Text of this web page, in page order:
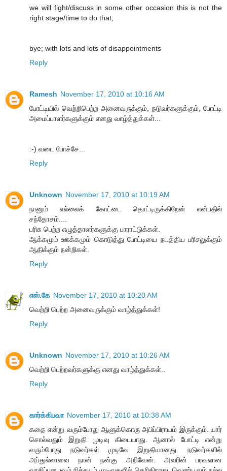
we will fight/discuss in some other occasion this is not the
right stage/time to do that;
bye; with lots and lots of disappointments
Reply
Ramesh November 17, 2010 at 10:16 AM
போட்டியில் வெற்றிபெற்ற அனைவருக்கும், நடுவர்களுக்கும், போட்டி
அமைப்பாளர்களுக்கும் எனது வாழ்த்துக்கள்...
:-) வடை போச்சே...
Reply
Unknown November 17, 2010 at 10:19 AM
நானும் எல்லைக் கோட்டை தொட்டிருக்கிறேன் என்பதில்
சந்தோசம்....
பரிசு பெற்ற எழுத்தாளர்களுக்கு பாராட்டுக்கள்.
ஆக்கமும் ஊக்கமும் கொடுத்து போட்டியை நடத்திய பரிசலுக்கும்
ஆதிக்கும் நன்றிகள்.
Reply
எஸ்.கே November 17, 2010 at 10:20 AM
வெற்றி பெற்ற அனைவருக்கும் வாழ்த்துக்கள்!
Reply
Unknown November 17, 2010 at 10:26 AM
வெற்றி பெற்றவர்களுக்கு எனது வாழ்த்துக்கள்..
Reply
கார்க்கிபவா November 17, 2010 at 10:38 AM
க‌தை என்று வ‌ரும்போது ஆளுக்கொரு அபிப்பிராய‌ம் இருக்கும். யார்
சொல்வ‌தும் இறுதி முடிவு கிடையாது. ஆனால் போட்டி என்று
வ‌ரும்போது ந‌டுவ‌ர்க‌ள் முடிவே இறுதியான‌து. ந‌டுவ‌ர்க‌ளில்
அப்துல்லாவை நான் ந‌ன்கு அறிவேன். அவ‌ரின் ப‌ர‌வலான‌